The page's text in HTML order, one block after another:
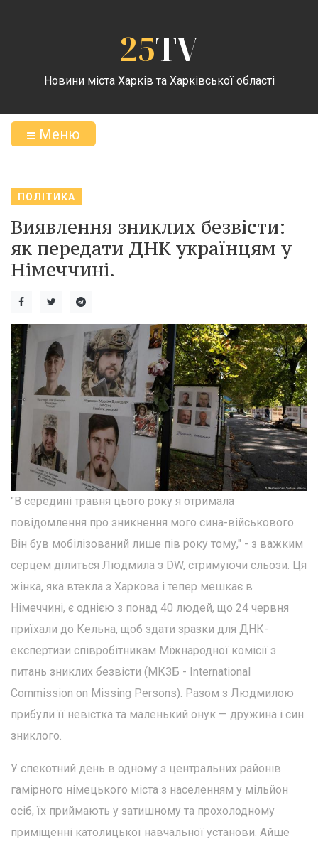
25TV
Новини міста Харків та Харківської області
Меню
ПОЛІТИКА
Виявлення зниклих безвісти:
як передати ДНК українцям у
Німеччині.
"В середині травня цього року я отримала
повідомлення про зникнення мого сина-військового.
Він був мобілізований лише пів року тому," - з важким
серцем ділиться Людмила з DW, стримуючи сльози. Ця
жінка, яка втекла з Харкова і тепер мешкає в
Німеччині, є однією з понад 40 людей, що 24 червня
приїхали до Кельна, щоб здати зразки для ДНК-
експертизи співробітникам Міжнародної комісії з
питань зниклих безвісти (МКЗБ - International
Commission on Missing Persons). Разом з Людмилою
прибули її невістка та маленький онук — дружина і син
зниклого.
У спекотний день в одному з центральних районів
гамірного німецького міста з населенням у мільйон
осіб, їх приймають у затишному та прохолодному
приміщенні католицької навчальної установи. Айше